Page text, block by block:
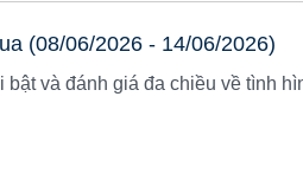
(08/06/2026 - 14/06/2026)
bật và đánh giá đa chiều về tình